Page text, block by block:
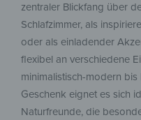
zentraler Blickfang über
Schlafzimmer, als
oder als einladender
flexibel an verschiedene
minimalistisch-modern
Geschenk eignet es sich
Naturfreunde, die